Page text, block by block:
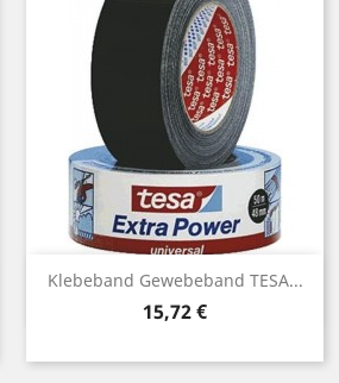
Klebeband Gewebeband TESA...
Preis
15,72 €
Vorschau